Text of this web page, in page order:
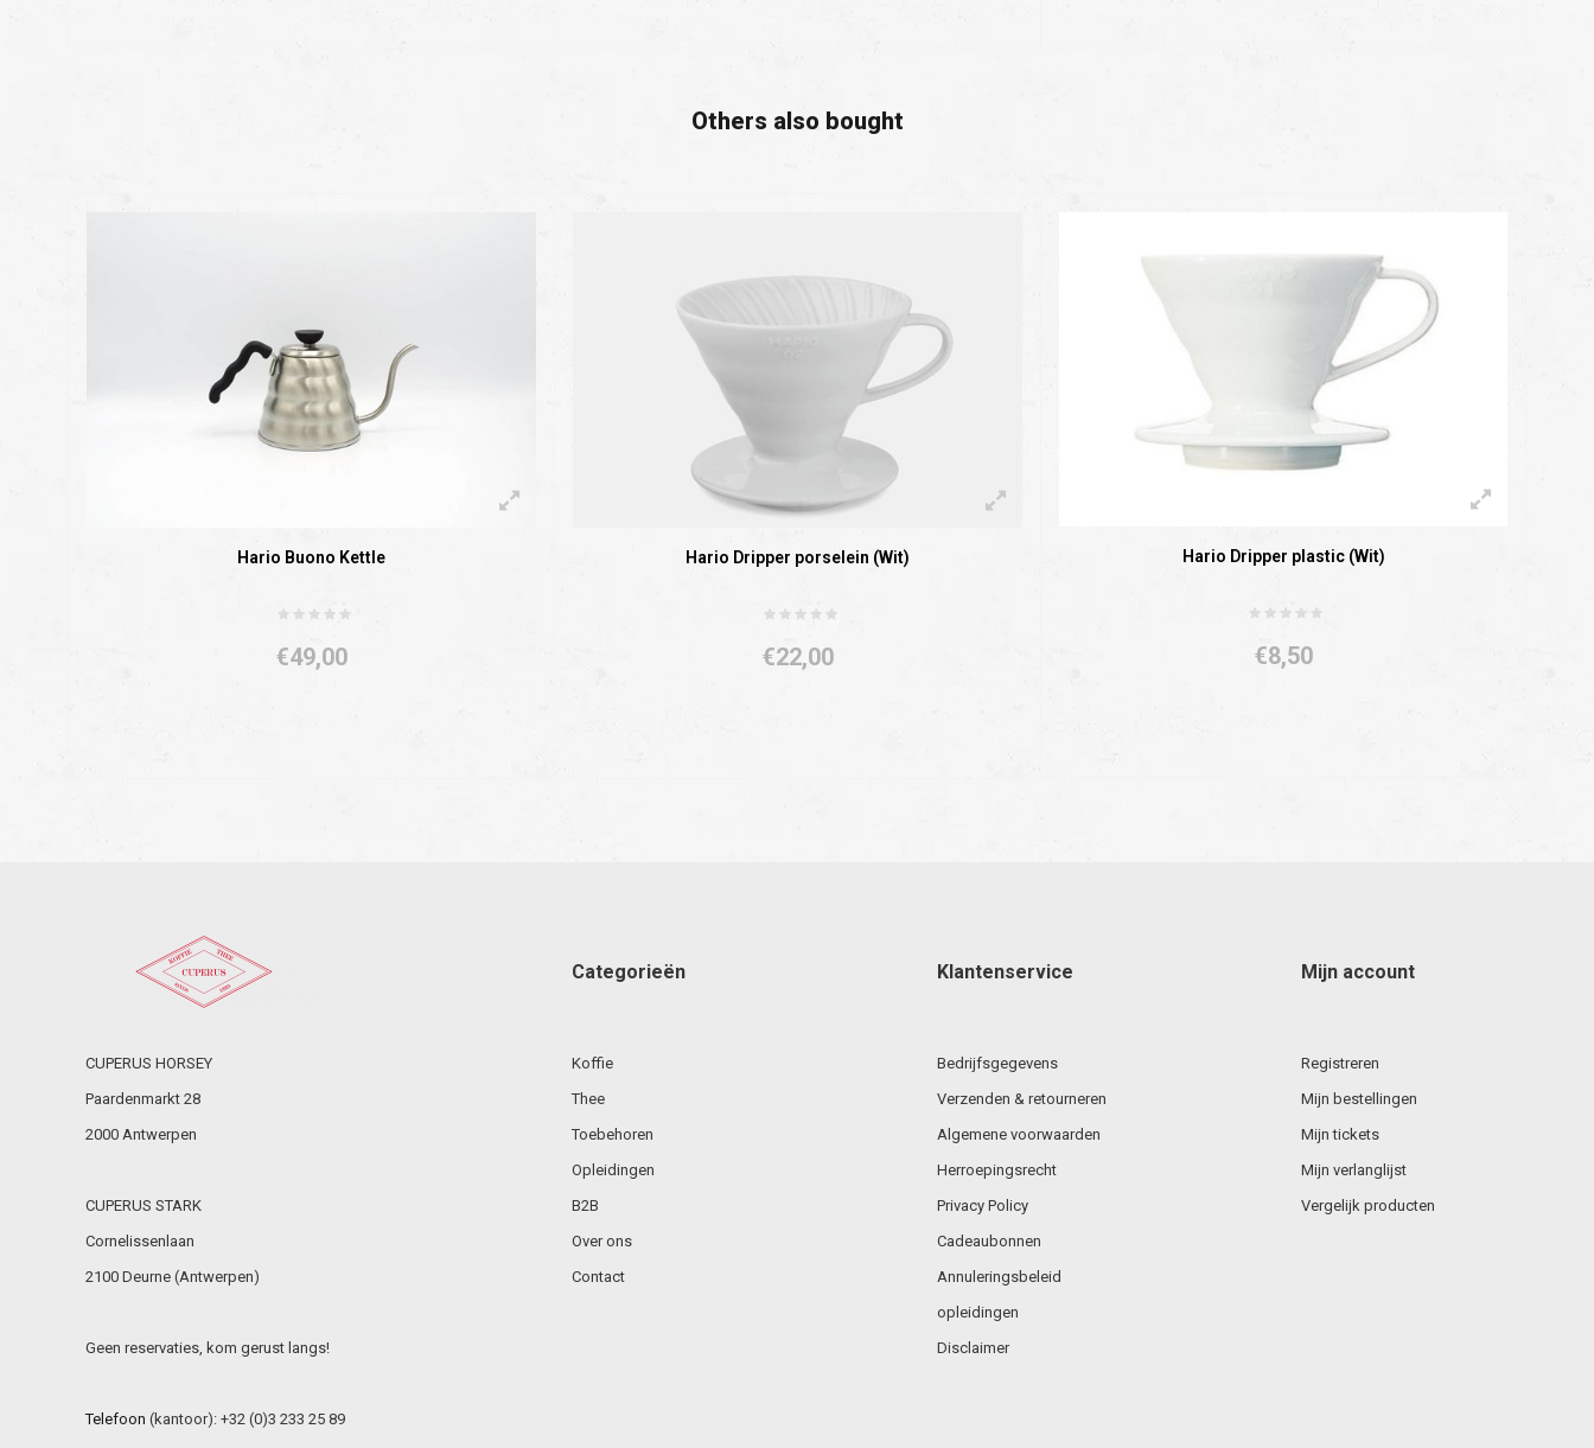
Others also bought
Hario Buono Kettle
€49,00
Hario Dripper porselein (Wit)
€22,00
Hario Dripper plastic (Wit)
€8,50
CUPERUS HORSEY
Paardenmarkt 28
2000 Antwerpen
CUPERUS STARK
Cornelissenlaan
2100 Deurne (Antwerpen)
Geen reservaties, kom gerust langs!
Telefoon (kantoor): +32 (0)3 233 25 89
Categorieën
Koffie
Thee
Toebehoren
Opleidingen
B2B
Over ons
Contact
Klantenservice
Bedrijfsgegevens
Verzenden & retourneren
Algemene voorwaarden
Herroepingsrecht
Privacy Policy
Cadeaubonnen
Annuleringsbeleid
opleidingen
Disclaimer
Mijn account
Registreren
Mijn bestellingen
Mijn tickets
Mijn verlanglijst
Vergelijk producten